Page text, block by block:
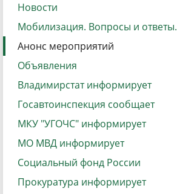
Новости
Мобилизация. Вопросы и ответы.
Анонс мероприятий
Объявления
Владимирстат информирует
Госавтоинспекция сообщает
МКУ "УГОЧС" информирует
МО МВД информирует
Социальный фонд России
Прокуратура информирует